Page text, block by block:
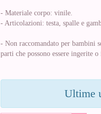
- Materiale corpo: vinile.
- Articolazioni: testa, spalle e
- Non raccomandato per bambini
parti che possono essere ingerite o
Ultime